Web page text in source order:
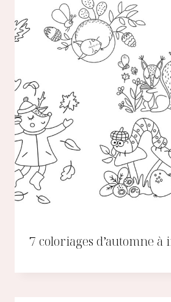
7 coloriages d’automne